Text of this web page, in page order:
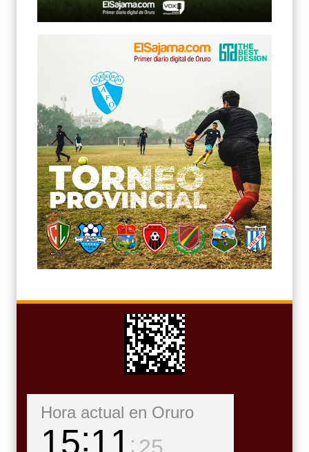
Hora actual en Oruro
15 11 26